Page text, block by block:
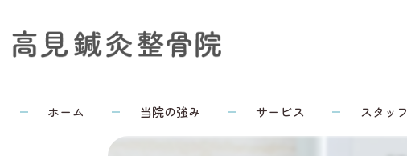
ホーム 当院の強み サービス スタッフ